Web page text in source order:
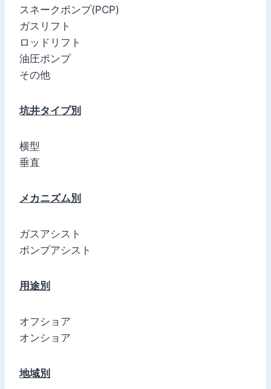
スネークポンプ(PCP)
ガスリフト
ロッドリフト
油圧ポンプ
その他
坑井タイプ別
横型
垂直
メカニズム別
ガスアシスト
ポンプアシスト
用途別
オフショア
オンショア
地域別